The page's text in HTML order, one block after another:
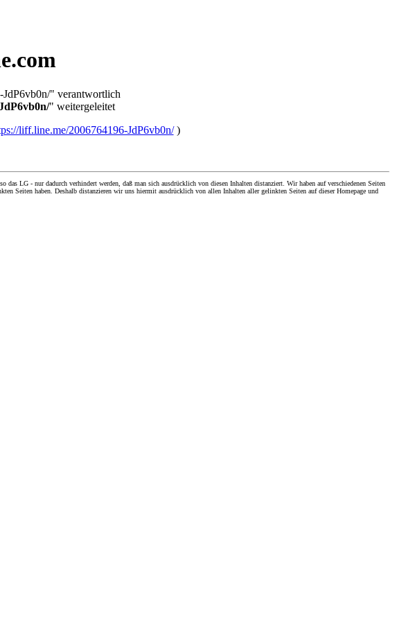
" verantwortlich
" weitergeleitet
liff.line.me/2006764196-JdP6vb0n/)
LG - nur dadurch verhindert werden, daß man sich ausdrücklich von diesen Inhalten distanziert. Wir haben auf verschiedenen Seiten
Seiten haben. Deshalb distanzieren wir uns hiermit ausdrücklich von allen Inhalten aller gelinkten Seiten auf dieser Homepage und